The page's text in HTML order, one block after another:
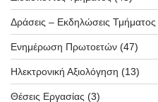
Δράσεις – Εκδηλώσεις Τμήματος
Ενημέρωση Πρωτοετών (47)
Ηλεκτρονική Αξιολόγηση (13)
Θέσεις Εργασίας (3)